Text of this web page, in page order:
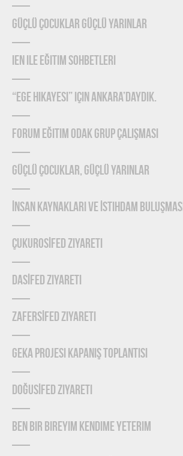
Güçlü Çocuklar Güçlü Yarınlar
IEN ile Eğitim Sohbetleri
“Ege Hikayesi” için Ankara’daydık.
Forum Eğitim Odak Grup Çalışması
Güçlü Çocuklar, Güçlü Yarınlar
İnsan Kaynakları ve İstihdam Buluşması
ÇUKUROSİFED Ziyareti
DASİFED Ziyareti
ZAFERSİFED Ziyareti
GEKA Projesi Kapanış Toplantısı
DOĞUSİFED Ziyareti
Ben Bir Bireyim Kendime Yeterim